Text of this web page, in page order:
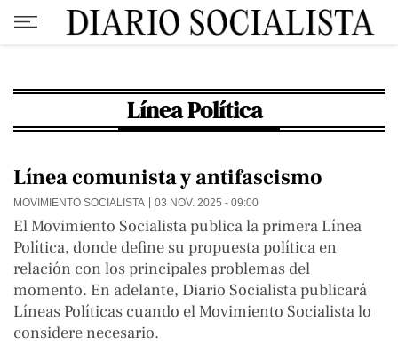
Línea Política
Línea comunista y antifascismo
MOVIMIENTO SOCIALISTA 03 NOV. 2025 - 09:00
El Movimiento Socialista publica la primera Línea
Política, donde define su propuesta política en
relación con los principales problemas del
momento. En adelante, Diario Socialista publicará
Líneas Políticas cuando el Movimiento Socialista lo
considere necesario.